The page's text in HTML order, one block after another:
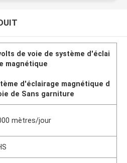
de voie de système d'éclai
magnétique
d'éclairage magnétique d
de Sans garniture
mètres/jour